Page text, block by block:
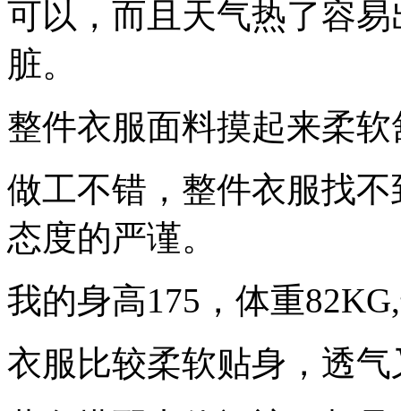
可以，而且天气热了容
脏。
整件衣服面料摸起来柔
做工不错，整件衣服找
态度的严谨。
我的身高175，体重
衣服比较柔软贴身，透